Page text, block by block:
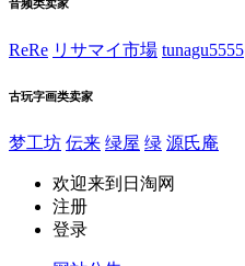
音频类卖家
ReRe リサマイ市場 tunagu5555
古玩字画类卖家
梦工坊 伝来 绿屋 绿 源氏庵
欢迎来到日淘网
注册
登录